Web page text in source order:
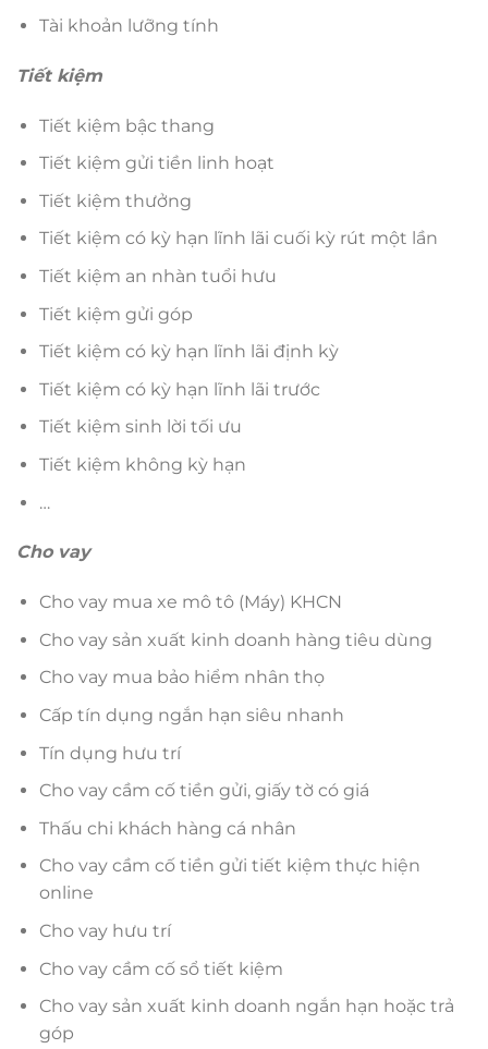
Tài khoản lưỡng tính
Tiết kiệm
Tiết kiệm bậc thang
Tiết kiệm gửi tiền linh hoạt
Tiết kiệm thưởng
Tiết kiệm có kỳ hạn lĩnh lãi cuối kỳ rút một lần
Tiết kiệm an nhàn tuổi hưu
Tiết kiệm gửi góp
Tiết kiệm có kỳ hạn lĩnh lãi định kỳ
Tiết kiệm có kỳ hạn lĩnh lãi trước
Tiết kiệm sinh lời tối ưu
Tiết kiệm không kỳ hạn
…
Cho vay
Cho vay mua xe mô tô (Máy) KHCN
Cho vay sản xuất kinh doanh hàng tiêu dùng
Cho vay mua bảo hiểm nhân thọ
Cấp tín dụng ngắn hạn siêu nhanh
Tín dụng hưu trí
Cho vay cầm cố tiền gửi, giấy tờ có giá
Thấu chi khách hàng cá nhân
Cho vay cầm cố tiền gửi tiết kiệm thực hiện
online
Cho vay hưu trí
Cho vay cầm cố sổ tiết kiệm
Cho vay sản xuất kinh doanh ngắn hạn hoặc trả
góp